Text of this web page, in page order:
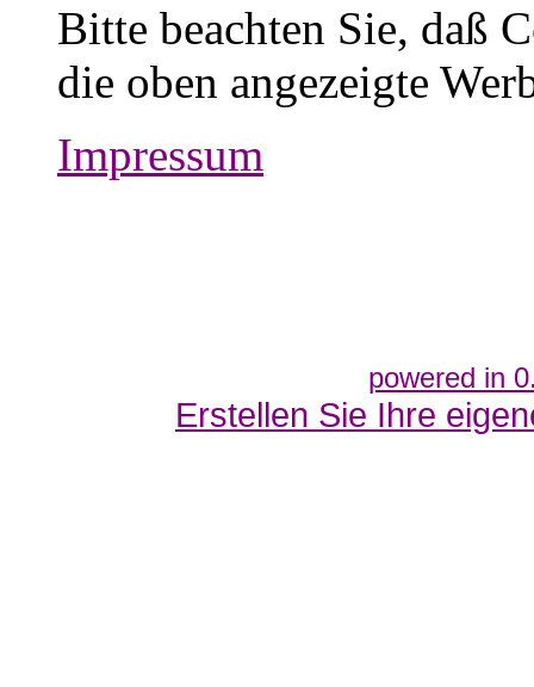
Bitte beachten Sie, daß
die oben angezeigte
Impressum
powered in
Erstellen Sie Ihre